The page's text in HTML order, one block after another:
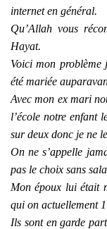
internet en général.
Qu’Allah vous
Hayat.
Voici mon problème
été mariée
Avec mon ex mari
l’école notre enfant
sur deux donc je ne
On ne s’appelle
pas le choix sans
Mon époux lui était
qui on actuellement
Ils sont en garde